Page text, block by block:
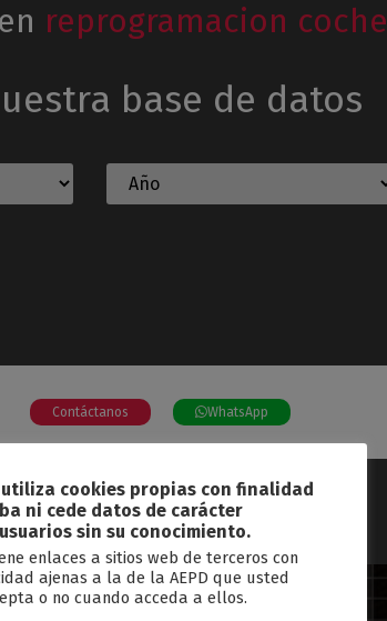
reprogramacion coche
base de datos
Contáctanos WhatsApp
Blog
cookies propias con finalidad
ni cede datos de carácter
sin su conocimiento.
enlaces a sitios web de terceros con
ajenas a la de la AEPD que usted
o no cuando acceda a ellos.